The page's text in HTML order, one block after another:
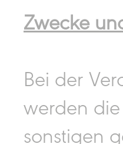
Zwecke
Bei der
werden
sonstigen